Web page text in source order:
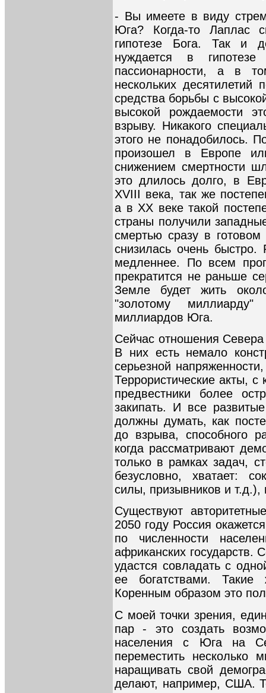
- Вы имеете в виду
Юга? Когда-то Лаплас
гипотезе Бога. Так и
нуждается в
пассионарности, а в
нескольких десятилетий
средства борьбы с
высокой рождаемости
взрыву. Никакого
этого не понадобилось.
произошел в Европе
снижением смертности
это длилось долго, в
XVIII века, так же
а в XX веке такой
страны получили
смертью сразу в
снизилась очень
медленнее. По всем
прекратится не раньше
Земле будет жить
"золотому миллиарду"
миллиардов Юга.
Сейчас отношения
В них есть немало
серьезной
Террористические акты, с
предвестники более
закипать. И все
должны думать, как
до взрыва, способного
когда рассматривают
только в рамках задач,
безусловно, хватает:
силы, призывников и
Существуют
2050 году Россия
по численности
африканских государств.
удастся совладать с
ее богатствами.
Коренным образом это
С моей точки зрения,
пар - это создать
населения с Юга на
переместить несколько
наращивать свой
делают, например, США.